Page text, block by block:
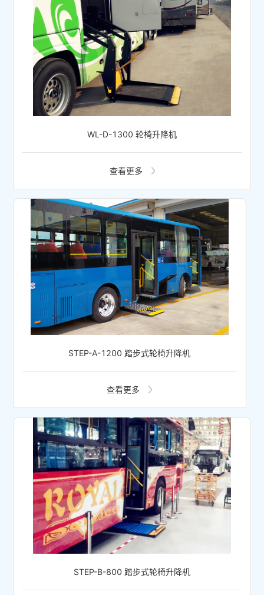
WL-D-1300 轮椅升降机
查看更多
STEP-A-1200 踏步式轮椅升降机
查看更多
STEP-B-800 踏步式轮椅升降机